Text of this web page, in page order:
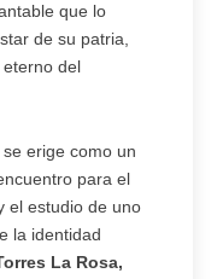
que lo
de su patria,
del
erige como un
para el
el estudio de uno
la identidad
La Rosa,